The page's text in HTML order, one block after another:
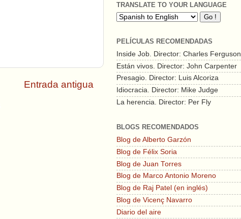
Entrada antigua
TRANSLATE TO YOUR LANGUAGE
PELÍCULAS RECOMENDADAS
Inside Job. Director: Charles Ferguson
Están vivos. Director: John Carpenter
Presagio. Director: Luis Alcoriza
Idiocracia. Director: Mike Judge
La herencia. Director: Per Fly
BLOGS RECOMENDADOS
Blog de Alberto Garzón
Blog de Félix Soria
Blog de Juan Torres
Blog de Marco Antonio Moreno
Blog de Raj Patel (en inglés)
Blog de Vicenç Navarro
Diario del aire